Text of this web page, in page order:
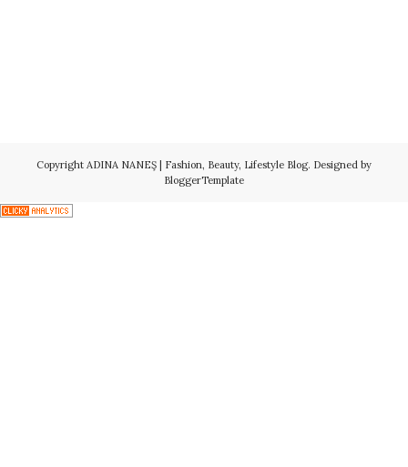
Copyright ADINA NANEŞ | Fashion, Beauty, Lifestyle Blog. Designed by
BloggerTemplate